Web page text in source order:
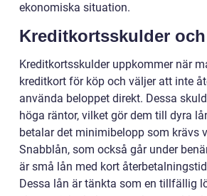
ekonomiska situation.
Kreditkortsskulder
Kreditkortsskulder uppkommer när
kreditkort för köp och väljer att inte
använda beloppet direkt. Dessa
höga räntor, vilket gör dem till dyra
betalar det minimibelopp som krävs
Snabblån, som också går under
är små lån med kort
Dessa lån är tänkta som en tillfällig